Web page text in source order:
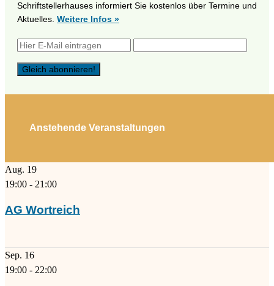
Schriftstellerhauses informiert Sie kostenlos über Termine und
Aktuelles. Weitere Infos »
Anstehende Veranstaltungen
Aug. 19
19:00 - 21:00
AG Wortreich
Sep. 16
19:00 - 22:00